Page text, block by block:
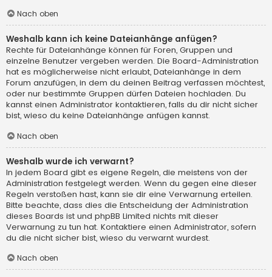
Nach oben
Weshalb kann ich keine Dateianhänge anfügen?
Rechte für Dateianhänge können für Foren, Gruppen und
einzelne Benutzer vergeben werden. Die Board-Administration
hat es möglicherweise nicht erlaubt, Dateianhänge in dem
Forum anzufügen, in dem du deinen Beitrag verfassen möchtest,
oder nur bestimmte Gruppen dürfen Dateien hochladen. Du
kannst einen Administrator kontaktieren, falls du dir nicht sicher
bist, wieso du keine Dateianhänge anfügen kannst.
Nach oben
Weshalb wurde ich verwarnt?
In jedem Board gibt es eigene Regeln, die meistens von der
Administration festgelegt werden. Wenn du gegen eine dieser
Regeln verstoßen hast, kann sie dir eine Verwarnung erteilen.
Bitte beachte, dass dies die Entscheidung der Administration
dieses Boards ist und phpBB Limited nichts mit dieser
Verwarnung zu tun hat. Kontaktiere einen Administrator, sofern
du die nicht sicher bist, wieso du verwarnt wurdest.
Nach oben